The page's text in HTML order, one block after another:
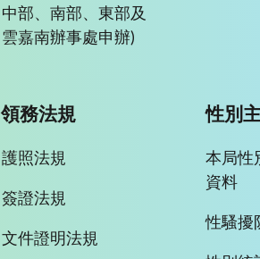
中部、南部、東部及
雲嘉南辦事處申辦)
領務法規
護照法規
簽證法規
文件證明法規
性別
本局性
資料
性騷擾